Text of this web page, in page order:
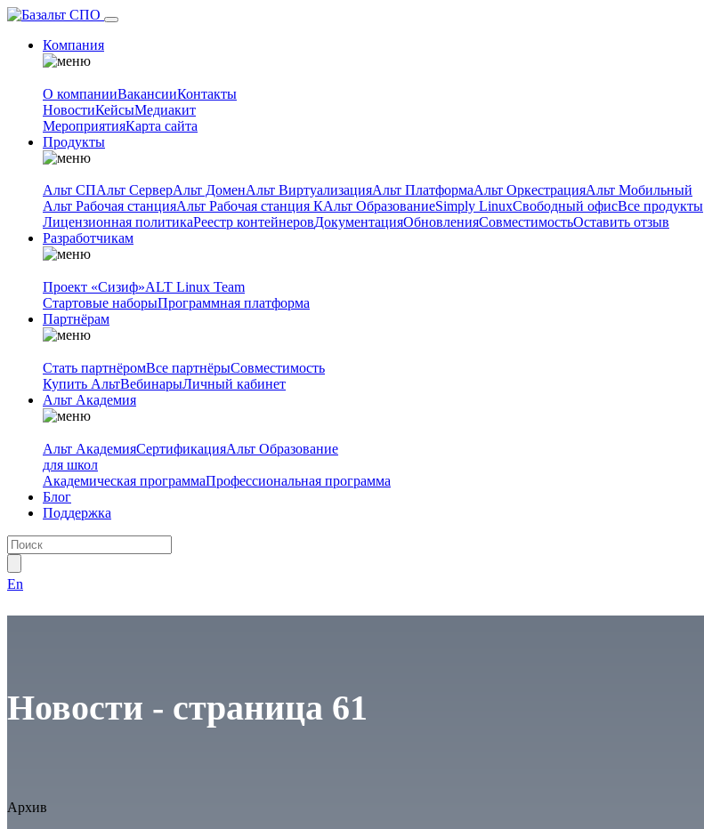
Компания
О компанииВакансииКонтакты
НовостиКейсыМедиакит
МероприятияКарта сайта
Продукты
Альт СПАльт СерверАльт ДоменАльт ВиртуализацияАльт ПлатформаАльт ОркестрацияАльт Мобильный
Альт Рабочая станцияАльт Рабочая станция КАльт ОбразованиеSimply LinuxСвободный офисВсе продукты
Лицензионная политикаРеестр контейнеровДокументацияОбновленияСовместимостьОставить отзыв
Разработчикам
Проект «Сизиф»ALT Linux Team
Стартовые наборыПрограммная платформа
Партнёрам
Стать партнёромВсе партнёрыСовместимость
Купить АльтВебинарыЛичный кабинет
Альт Академия
Альт АкадемияСертификацияАльт Образование
для школ
Академическая программаПрофессиональная программа
Блог
Поддержка
En
Новости - страница 61
Архив